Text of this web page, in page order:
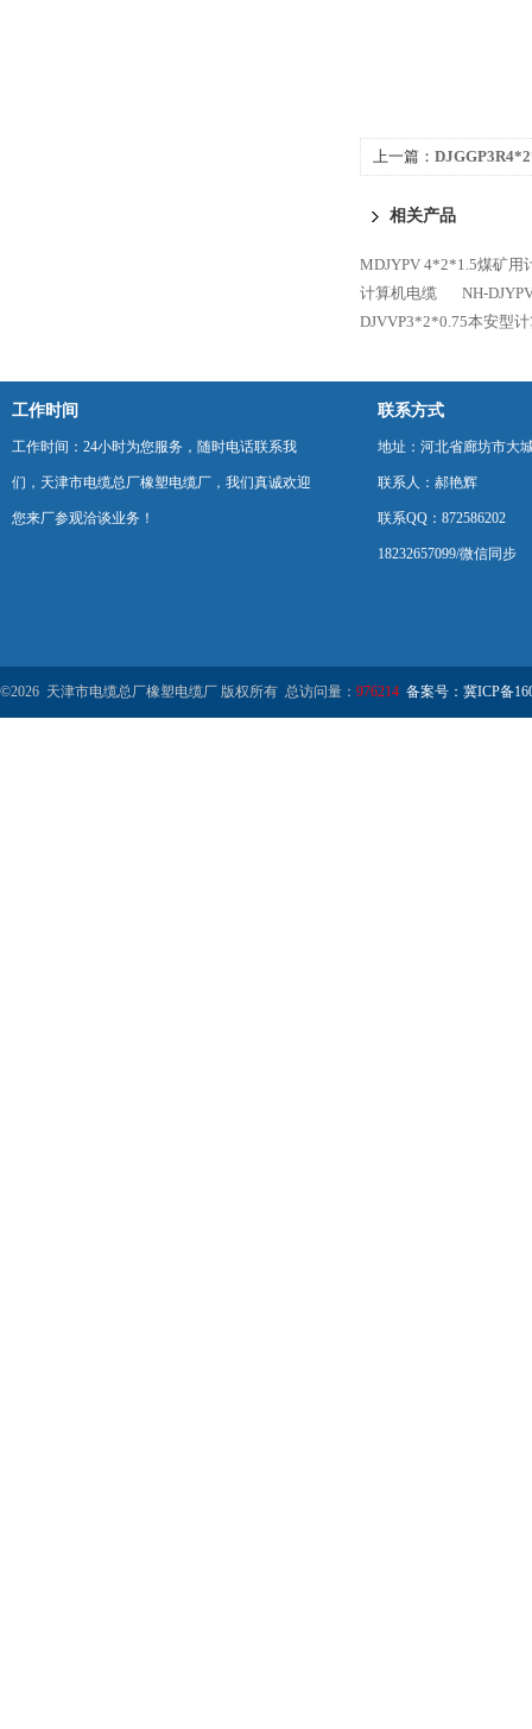
上一篇：
相关产品
MDJYPV 4*2*1.5煤矿用
计算机电缆
NH-
DJVVP3*2*0.75本安型
工作时间
工作时间：24小时为您服务，随时电话联系我
们，天津市电缆总厂橡塑电缆厂，我们真诚欢迎
您来厂参观洽谈业务！
联系方式
地址：河北省廊坊市大
联系人：郝艳辉
联系QQ：872586202
18232657099/微信同步
©2026 天津市电缆总厂橡塑电缆厂 版权所有 总访问量： 976214 备案号：冀ICP备